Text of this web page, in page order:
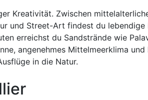
Kreativität. Zwischen
und Street-Art findest du lebendige
erreichst du Sandstrände wie
angenehmes Mittelmeerklima und
in die Natur.